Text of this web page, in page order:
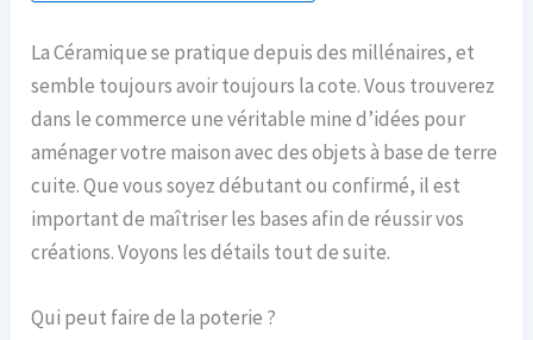
La Céramique se pratique depuis des millénaires, et
semble toujours avoir toujours la cote. Vous trouverez
dans le commerce une véritable mine d’idées pour
aménager votre maison avec des objets à base de terre
cuite. Que vous soyez débutant ou confirmé, il est
important de maîtriser les bases afin de réussir vos
créations. Voyons les détails tout de suite.
Qui peut faire de la poterie ?